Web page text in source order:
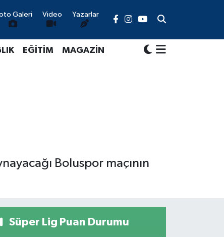
Galeri Video Yazarlar
EĞİTİM MAGAZİN
Boluspor maçının
Süper Lig Puan Durumu